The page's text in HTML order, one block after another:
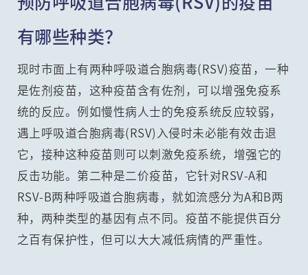
有哪些种类？
现时市面上有两种呼吸道合胞病毒(RSV)疫苗，一种
是佐剂疫苗，这种疫苗含有佐剂，可以增强免疫系
统的反应。例如慢性病人士的免疫系统反应较弱，
遇上呼吸道合胞病毒(RSV)入侵时未必能有效击退
它，接种这种疫苗则可以刺激免疫系统，增强它的
反击功能。第二种是二价疫苗，它针对RSV-A和
RSV-B两种呼吸道合胞病毒，就如流感分为A和B两
种，两种类型的基因有点不同。疫苗不能提供百分
之百有保护性，但可以大大减低病情的严重性。